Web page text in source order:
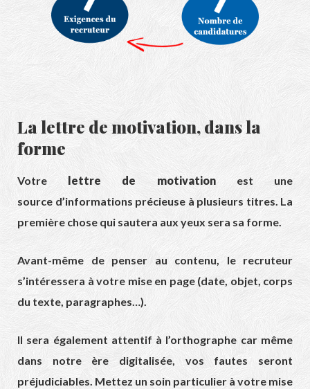
La lettre de motivation, dans la
forme
Votre lettre de motivationest une
source d’informations précieuse à plusieurs titres. La
première chose qui sautera aux yeux sera sa forme.
Avant-même de penser au contenu, le recruteur
s’intéressera à votre mise en page (date, objet, corps
du texte, paragraphes…).
Il sera également attentif à l’orthographe car même
dans notre ère digitalisée, vos fautes seront
préjudiciables. Mettez un soin particulier à votre mise